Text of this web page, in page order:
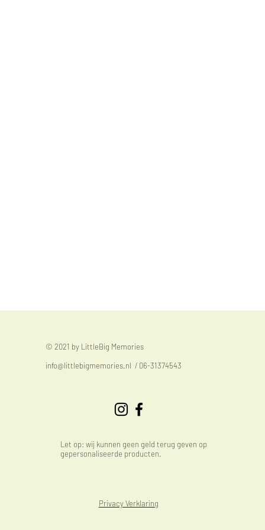
© 2021 by LittleBig Memories
info@littlebigmemories.nl / 06-31374543
Let op: wij kunnen geen geld terug geven op
gepersonaliseerde producten.
Privacy Verklaring